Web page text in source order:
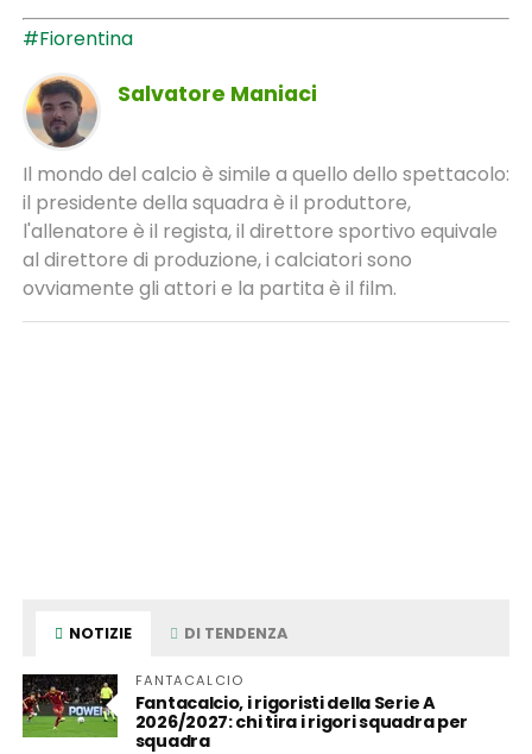
#Fiorentina
Salvatore Maniaci
Il mondo del calcio è simile a quello dello spettacolo:
il presidente della squadra è il produttore,
l'allenatore è il regista, il direttore sportivo equivale
al direttore di produzione, i calciatori sono
ovviamente gli attori e la partita è il film.
NOTIZIE DI TENDENZA
FANTACALCIO
Fantacalcio, i rigoristi della Serie A
2026/2027: chi tira i rigori squadra per
squadra